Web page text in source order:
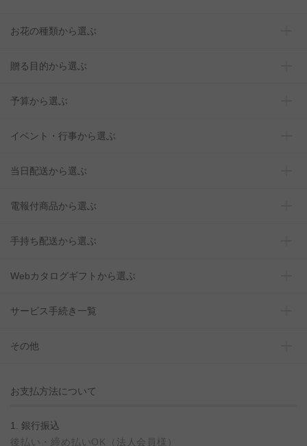
お花の種類から選ぶ
贈る目的から選ぶ
予算から選ぶ
イベント・行事から選ぶ
当日配送から選ぶ
電報付商品から選ぶ
手持ち配送から選ぶ
Webカタログギフトから選ぶ
サービス手続き一覧
その他
お支払方法について
1. 銀行振込
後払い・締め払いOK（法人会員様）